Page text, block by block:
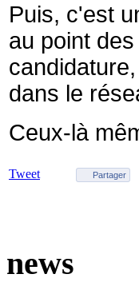
Puis, c'est
au point
dans le
Ceux-là
Tweet Partager
news